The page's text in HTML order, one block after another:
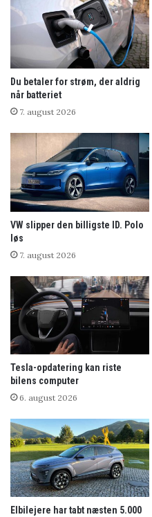
Du betaler for strøm, der aldrig
når batteriet
7. august 2026
VW slipper den billigste ID. Polo
løs
7. august 2026
Tesla-opdatering kan riste
bilens computer
6. august 2026
Elbilejere har tabt næsten 5.000